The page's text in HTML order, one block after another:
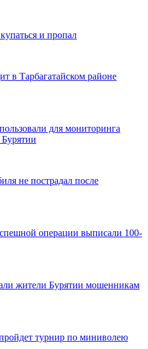
и пропал
в Тарбагатайском районе
для мониторинга
не пострадал после
операции выписали 100-
жители Бурятии мошенникам
турнир по миниволею